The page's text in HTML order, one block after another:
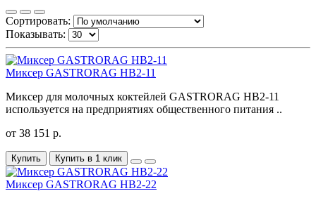
Сортировать:
Показывать:
Миксер GASTRORAG HB2-11
Миксер для молочных коктейлей GASTRORAG HB2-11
используется на предприятиях общественного питания ..
от 38 151 р.
Купить Купить в 1 клик
Миксер GASTRORAG HB2-22